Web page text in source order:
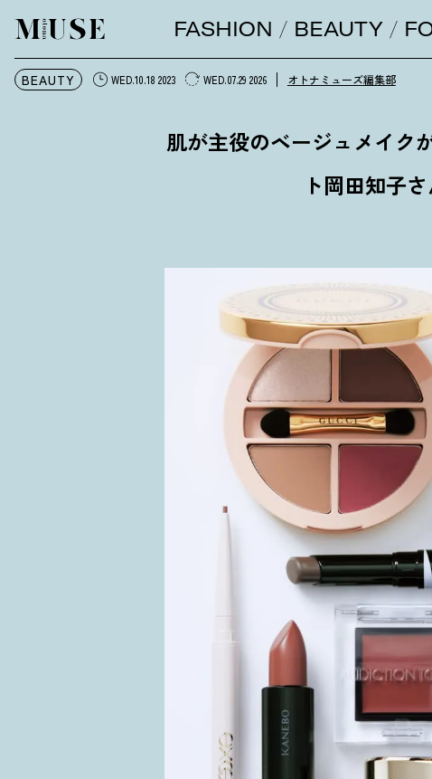
オトナミューズ ウェブFASHION BEAUTY
BEAUTY WED.10.18 2023 WED.07.29 2026 オトナミューズ編集部
肌が主役のベージュメイク
ト岡田知子